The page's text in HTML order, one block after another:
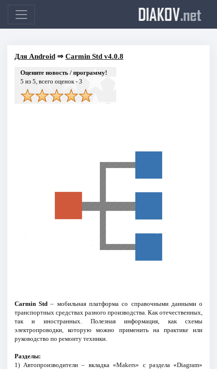
DIAKOV.net
Для Android⇒ Carmin Std v4.0.8
Оцените новость / программу!
5 из 5, всего оценок - 3
Carmin Std – мобильная платформа со справочными данными о
транспортных средствах разного производства. Как отечественных,
так и иностранных. Полезная информация, как схемы
электропроводки, которую можно применить на практике или
руководство по ремонту техники.
Разделы:
1) Автопроизводители – вкладка «Makers» с раздела «Diagram»